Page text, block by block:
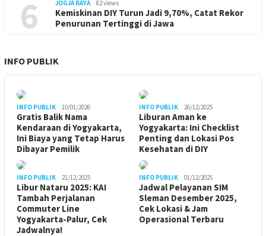
6 JOGJA RAYA 82 views
Kemiskinan DIY Turun Jadi 9,70%, Catat Rekor
Penurunan Tertinggi di Jawa
INFO PUBLIK
INFO PUBLIK 10/01/2026
Gratis Balik Nama
Kendaraan di Yogyakarta,
Ini Biaya yang Tetap Harus
Dibayar Pemilik
INFO PUBLIK 26/12/2025
Liburan Aman ke
Yogyakarta: Ini Checklist
Penting dan Lokasi Pos
Kesehatan di DIY
INFO PUBLIK 21/12/2025
Libur Nataru 2025: KAI
Tambah Perjalanan
Commuter Line
Yogyakarta-Palur, Cek
Jadwalnya!
INFO PUBLIK 01/12/2025
Jadwal Pelayanan SIM
Sleman Desember 2025,
Cek Lokasi & Jam
Operasional Terbaru